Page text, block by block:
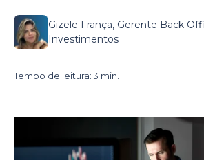
Gizele França, Gerente Back
Investimentos
Tempo de leitura: 3 min.